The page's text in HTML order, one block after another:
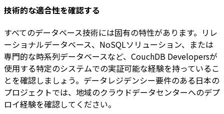
技術的な適合性を確認する
すべてのデータベース技術には固有の特性があります。リレ
ーショナルデータベース、NoSQLソリューション、または
専門的な時系列データベースなど、CouchDB Developersが
使用する特定のシステムでの実証可能な経験を持っているこ
とを確認しましょう。データレジデンシー要件のある日本の
プロジェクトでは、地域のクラウドデータセンターへのデプ
ロイ経験を確認してください。